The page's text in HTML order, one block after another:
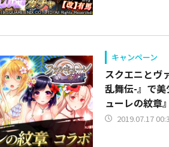
キャンペーン
スクエニとヴ
乱舞伝-』で
ューレの紋章
2019.07.17